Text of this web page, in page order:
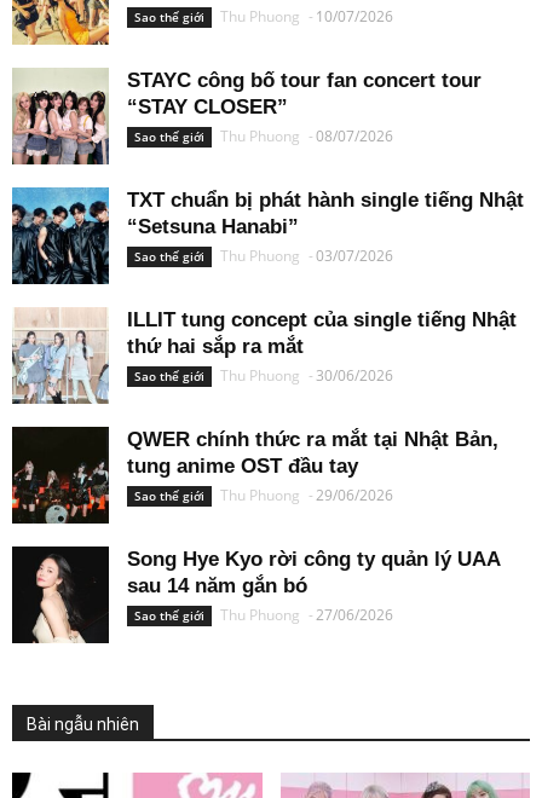
Sao thế giới Thu Phuong - 10/07/2026
STAYC công bố tour fan concert tour
“STAY CLOSER”
Sao thế giới Thu Phuong -08/07/2026
TXT chuẩn bị phát hành single tiếng Nhật
“Setsuna Hanabi”
Sao thế giới Thu Phuong -03/07/2026
ILLIT tung concept của single tiếng Nhật
thứ hai sắp ra mắt
Sao thế giới Thu Phuong - 30/06/2026
QWER chính thức ra mắt tại Nhật Bản,
tung anime OST đầu tay
Sao thế giới Thu Phuong -29/06/2026
Song Hye Kyo rời công ty quản lý UAA
sau 14 năm gắn bó
Sao thế giới Thu Phuong -27/06/2026
Bài ngẫu nhiên